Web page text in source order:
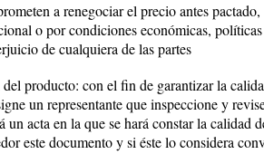
a renegociar el precio antes
o por condiciones económicas,
de cualquiera de las partes
producto: con el fin de garantizar la
un representante que inspeccione y
un acta en la que se hará constar la
este documento y si éste lo considera